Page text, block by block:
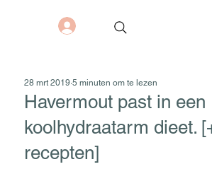
Havermout past in een
koolhydraatarm dieet.
recepten]
28 mrt 2019 5 minuten om te lezen